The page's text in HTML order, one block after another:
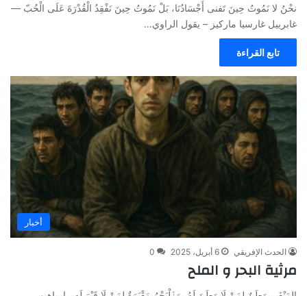
نحْنُ لا نَمُوتُ حِينَ تَفنى أَجْسَادُنَا، بَلْ نَمُوتُ حِينَ نَفْقِدُ الْقُدْرَةَ عَلَى الْحُبّ —
غابرييل غارسيا ماركيز – يقول الراوي…
تابع القراءة
أخبار
الحدث الإفريقي 6 أبريل، 2025 0
مرثية البحر و الملح